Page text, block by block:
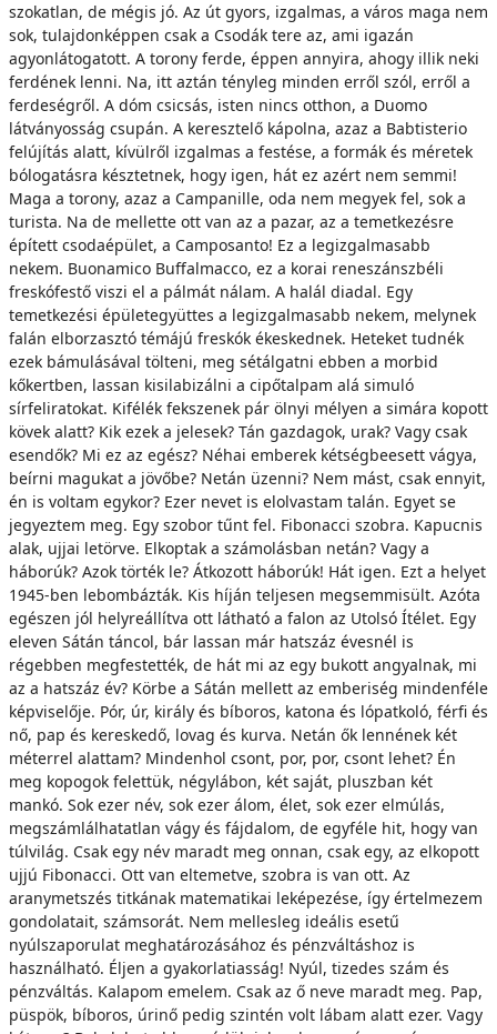
szokatlan, de mégis jó. Az út gyors, izgalmas, a város maga nem
sok, tulajdonképpen csak a Csodák tere az, ami igazán
agyonlátogatott. A torony ferde, éppen annyira, ahogy illik neki
ferdének lenni. Na, itt aztán tényleg minden erről szól, erről a
ferdeségről. A dóm csicsás, isten nincs otthon, a Duomo
látványosság csupán. A keresztelő kápolna, azaz a Babtisterio
felújítás alatt, kívülről izgalmas a festése, a formák és méretek
bólogatásra késztetnek, hogy igen, hát ez azért nem semmi!
Maga a torony, azaz a Campanille, oda nem megyek fel, sok a
turista. Na de mellette ott van az a pazar, az a temetkezésre
épített csodaépület, a Camposanto! Ez a legizgalmasabb
nekem. Buonamico Buffalmacco, ez a korai reneszánszbéli
freskófestő viszi el a pálmát nálam. A halál diadal. Egy
temetkezési épületegyüttes a legizgalmasabb nekem, melynek
falán elborzasztó témájú freskók ékeskednek. Heteket tudnék
ezek bámulásával tölteni, meg sétálgatni ebben a morbid
kőkertben, lassan kisilabizálni a cipőtalpam alá simuló
sírfeliratokat. Kifélék fekszenek pár ölnyi mélyen a simára kopott
kövek alatt? Kik ezek a jelesek? Tán gazdagok, urak? Vagy csak
esendők? Mi ez az egész? Néhai emberek kétségbeesett vágya,
beírni magukat a jövőbe? Netán üzenni? Nem mást, csak ennyit,
én is voltam egykor? Ezer nevet is elolvastam talán. Egyet se
jegyeztem meg. Egy szobor tűnt fel. Fibonacci szobra. Kapucnis
alak, ujjai letörve. Elkoptak a számolásban netán? Vagy a
háborúk? Azok törték le? Átkozott háborúk! Hát igen. Ezt a helyet
1945-ben lebombázták. Kis híján teljesen megsemmisült. Azóta
egészen jól helyreállítva ott látható a falon az Utolsó Ítélet. Egy
eleven Sátán táncol, bár lassan már hatszáz évesnél is
régebben megfestették, de hát mi az egy bukott angyalnak, mi
az a hatszáz év? Körbe a Sátán mellett az emberiség mindenféle
képviselője. Pór, úr, király és bíboros, katona és lópatkoló, férfi és
nő, pap és kereskedő, lovag és kurva. Netán ők lennének két
méterrel alattam? Mindenhol csont, por, por, csont lehet? Én
meg kopogok felettük, négylábon, két saját, pluszban két
mankó. Sok ezer név, sok ezer álom, élet, sok ezer elmúlás,
megszámlálhatatlan vágy és fájdalom, de egyféle hit, hogy van
túlvilág. Csak egy név maradt meg onnan, csak egy, az elkopott
ujjú Fibonacci. Ott van eltemetve, szobra is van ott. Az
aranymetszés titkának matematikai leképezése, így értelmezem
gondolatait, számsorát. Nem mellesleg ideális esetű
nyúlszaporulat meghatározásához és pénzváltáshoz is
használható. Éljen a gyakorlatiasság! Nyúl, tizedes szám és
pénzváltás. Kalapom emelem. Csak az ő neve maradt meg. Pap,
püspök, bíboros, úrinő pedig szintén volt lábam alatt ezer. Vagy